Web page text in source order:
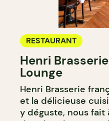
RESTAURANT
Henri
Lounge
Henri Brasserie
et la délicieuse
y déguste, nous